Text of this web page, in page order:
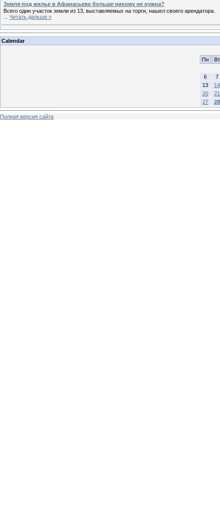
Земля под жилье в Афанасьеве больше никому не нужна?
Всего один участок земли из 13, выставляемых на торги, нашел своего арендатора.
Читать дальше »
Calendar
Пн Вт
6
7
13
14
20
21
27
28
Полная версия сайта